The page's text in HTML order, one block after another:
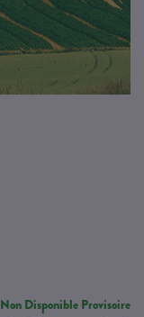
Non Disponible Provisoire